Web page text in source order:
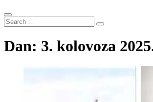
Search
…
Dan: 3. kolovoza